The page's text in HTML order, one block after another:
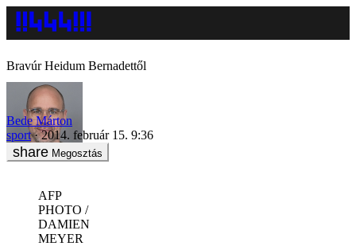
Bravúr Heidum Bernadettől
Bede Márton
sport
2014. február 15. 9:36
Megosztás
AFP
PHOTO /
DAMIEN
MEYER